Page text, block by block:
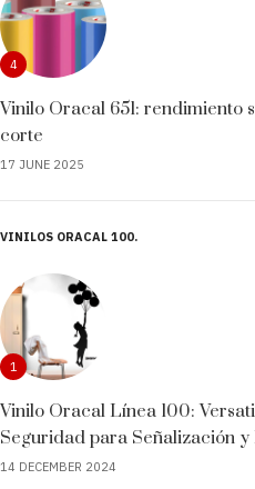
4
Vinilo Oracal 651: rendimiento
corte
17 JUNE 2025
VINILOS ORACAL 100
1
Vinilo Oracal Línea 100:
Seguridad para Señalización
14 DECEMBER 2024